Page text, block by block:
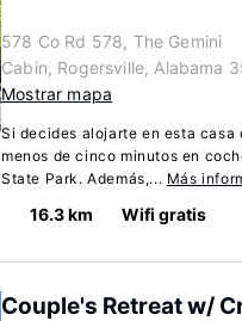
578 Co Rd 578, The Gemini
Cabin, Rogersville, Alabama
Mostrar mapa
Si decides alojarte en esta casa
menos de cinco minutos en
State Park. Además,... Más
16.3 km Wifi gratis
Couple's Retreat w/